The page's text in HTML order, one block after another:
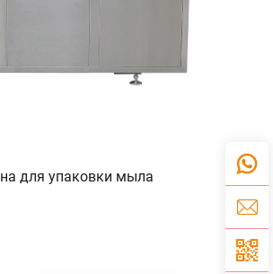
для упаковки мыла